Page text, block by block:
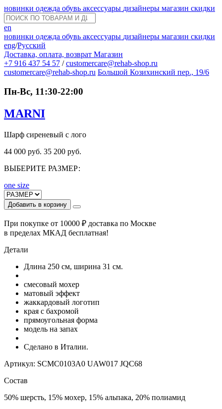
новинки одежда обувь аксессуары дизайнеры магазин скидки
en
новинки одежда обувь аксессуары дизайнеры магазин скидки
eng/Русский
Доставка, оплата, возврат Магазин
+7 916 437 54 57 / customercare@rehab-shop.ru
customercare@rehab-shop.ru Большой Козихинский пер., 19/6
Пн-Вс, 11:30-22:00
MARNI
Шарф сиреневый с лого
44 000 руб. 35 200 руб.
ВЫБЕРИТЕ РАЗМЕР:
one size
Добавить в корзину
При покупке от 10000 ₽ доставка по Москве
в пределах МКАД бесплатная!
Детали
Длина 250 cм, ширина 31 см.
смесовый мохер
матовый эффект
жаккардовый логотип
края с бахромой
прямоугольная форма
модель на запах
Сделано в Италии.
Артикул: SCMC0103A0 UAW017 JQC68
Состав
50% шерсть, 15% мохер, 15% альпака, 20% полиамид